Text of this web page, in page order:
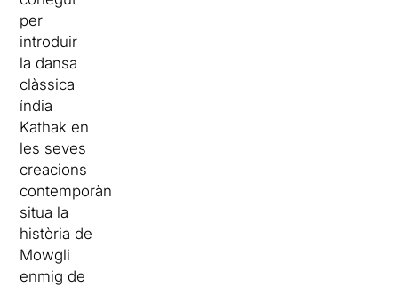
per
introduir
la dansa
clàssica
índia
Kathak en
les seves
creacions
contemporànies,
situa la
història de
Mowgli
enmig de